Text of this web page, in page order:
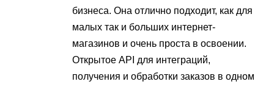
бизнеса. Она отлично подходит, как для
малых так и больших интернет-
магазинов и очень проста в освоении.
Открытое API для интеграций,
получения и обработки заказов в одном